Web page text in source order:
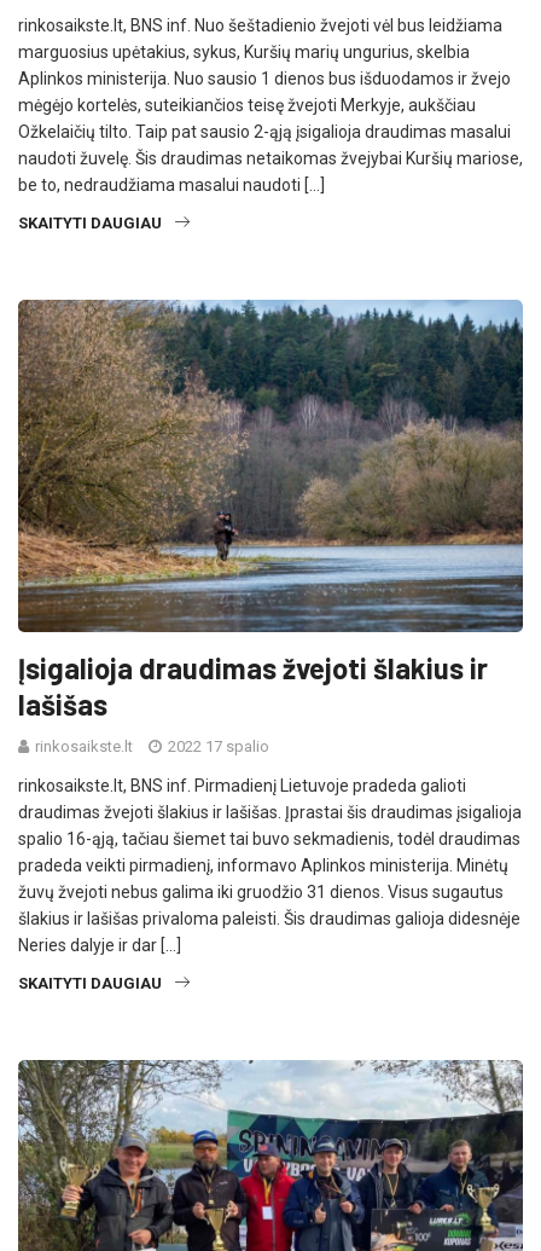
rinkosaikste.lt, BNS inf. Nuo šeštadienio žvejoti vėl bus leidžiama
marguosius upėtakius, sykus, Kuršių marių ungurius, skelbia
Aplinkos ministerija. Nuo sausio 1 dienos bus išduodamos ir žvejo
mėgėjo kortelės, suteikiančios teisę žvejoti Merkyje, aukščiau
Ožkelaičių tilto. Taip pat sausio 2-ąją įsigalioja draudimas masalui
naudoti žuvelę. Šis draudimas netaikomas žvejybai Kuršių mariose,
be to, nedraudžiama masalui naudoti […]
SKAITYTI DAUGIAU
Įsigalioja draudimas žvejoti šlakius ir
lašišas
rinkosaikste.lt 2022 17 spalio
rinkosaikste.lt, BNS inf. Pirmadienį Lietuvoje pradeda galioti
draudimas žvejoti šlakius ir lašišas. Įprastai šis draudimas įsigalioja
spalio 16-ąją, tačiau šiemet tai buvo sekmadienis, todėl draudimas
pradeda veikti pirmadienį, informavo Aplinkos ministerija. Minėtų
žuvų žvejoti nebus galima iki gruodžio 31 dienos. Visus sugautus
šlakius ir lašišas privaloma paleisti. Šis draudimas galioja didesnėje
Neries dalyje ir dar […]
SKAITYTI DAUGIAU